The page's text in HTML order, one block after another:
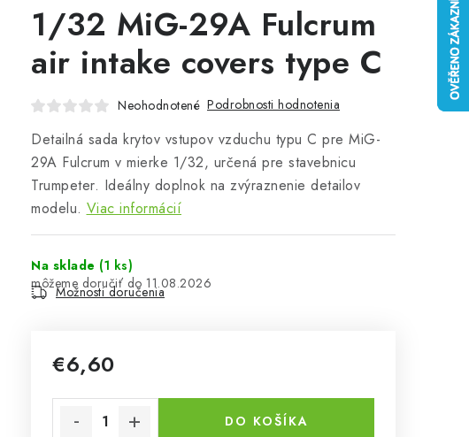
1/32 MiG-29A Fulcrum
air intake covers type C
Neohodnotené Podrobnosti hodnotenia
Detailná sada krytov vstupov vzduchu typu C pre MiG-
29A Fulcrum v mierke 1/32, určená pre stavebnicu
Trumpeter. Ideálny doplnok na zvýraznenie detailov
modelu. Viac informácií
Na sklade (1 ks)
11.08.2026
Možnosti doručenia
€6,60
DO KOŠÍKA